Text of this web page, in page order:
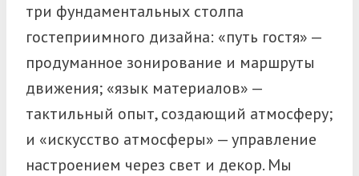
три фундаментальных столпа
гостеприимного дизайна: «путь гостя» —
продуманное зонирование и маршруты
движения; «язык материалов» —
тактильный опыт, создающий атмосферу;
и «искусство атмосферы» — управление
настроением через свет и декор. Мы